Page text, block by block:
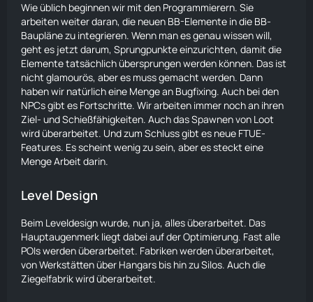
Wie üblich beginnen wir mit den Programmierern. Sie
arbeiten weiter daran, die neuen BB-Elemente in die BB-
Baupläne zu integrieren. Wenn man es genau wissen will,
geht es jetzt darum, Sprungpunkte einzurichten, damit die
Elemente tatsächlich übersprungen werden können. Das ist
nicht glamourös, aber es muss gemacht werden. Dann
haben wir natürlich eine Menge an Bugfixing. Auch bei den
NPCs gibt es Fortschritte. Wir arbeiten immer noch an ihren
Ziel- und Schießfähigkeiten. Auch das Spawnen von Loot
wird überarbeitet. Und zum Schluss gibt es neue FTUE-
Features. Es scheint wenig zu sein, aber es steckt eine
Menge Arbeit darin.
Level Design
Beim Leveldesign wurde, nun ja, alles überarbeitet. Das
Hauptaugenmerk liegt dabei auf der Optimierung. Fast alle
POIs werden überarbeitet. Fabriken werden überarbeitet,
von Werkstätten über Hangars bis hin zu Silos. Auch die
Ziegelfabrik wird überarbeitet.